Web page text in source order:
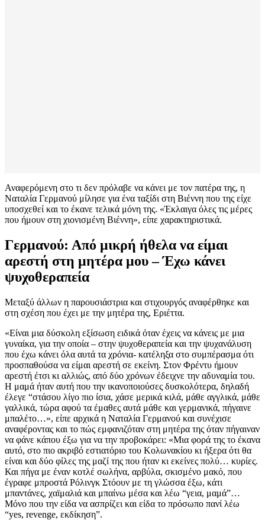
Αναφερόμενη στο τι δεν πρόλαβε να κάνει με τον πατέρα της, η
Ναταλία Γερμανού μίλησε για ένα ταξίδι στη Βιέννη που της είχε
υποσχεθεί και το έκανε τελικά μόνη της. «Έκλαιγα όλες τις μέρες
που ήμουν στη χιονισμένη Βιέννη», είπε χαρακτηριστικά.
Γερμανού: Από μικρή ήθελα να είμαι
αρεστή στη μητέρα μου – Έχω κάνει
ψυχοθεραπεία
Μεταξύ άλλων η παρουσιάστρια και στιχουργός αναφέρθηκε και
στη σχέση που έχει με την μητέρα της, Εριέττα.
«Είναι μια δύσκολη εξίσωση ειδικά όταν έχεις να κάνεις με μια
γυναίκα, για την οποία – στην ψυχοθεραπεία και την ψυχανάλυση
που έχω κάνει όλα αυτά τα χρόνια- κατέληξα στο συμπέρασμα ότι
προσπαθούσα να είμαι αρεστή σε εκείνη. Στον Φρέντυ ήμουν
αρεστή έτσι κι αλλιώς, από δύο χρόνων έδειχνε την αδυναμία του.
Η μαμά ήταν αυτή που την ικανοποιούσες δυσκολότερα, δηλαδή
έλεγε “στάσου λίγο πιο ίσια, χάσε μερικά κιλά, μάθε αγγλικά, μάθε
γαλλικά, τώρα αφού τα έμαθες αυτά μάθε και γερμανικά, πήγαινε
μπαλέτο…», είπε αρχικά η Ναταλία Γερμανού και συνέχισε
αναφέροντας και το πώς εμφανιζόταν στη μητέρα της όταν πήγαιναν
να φάνε κάπου έξω για να την προβοκάρει: «Μια φορά της το έκανα
αυτό, στο πιο ακριβό εστιατόριο του Κολωνακίου κι ήξερα ότι θα
είναι και δύο φίλες της μαζί της που ήταν κι εκείνες πολύ… κυρίες.
Και πήγα με έναν κοτλέ σωλήνα, αρβύλα, σκισμένο μακό, που
έγραφε μπροστά Ρόλινγκ Στόουν με τη γλώσσα έξω, κάτι
μπαντάνες, χαϊμαλιά και μπαίνω μέσα και λέω “γεια, μαμά”…
Μόνο που την είδα να ασπρίζει και είδα το πρόσωπο πανί λέω
“yes, revenge, εκδίκηση”.